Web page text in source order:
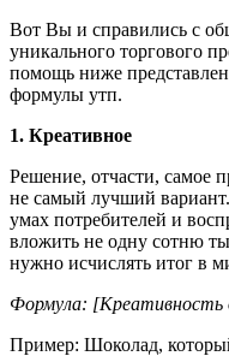
Вот Вы и справились с
уникального торгового
помощь ниже
формулы утп.
1. Креативное
Решение, отчасти, самое
не самый лучший
умах потребителей и
вложить не одну сотню
нужно исчислять итог в
Формула:
Пример: Шоколад,